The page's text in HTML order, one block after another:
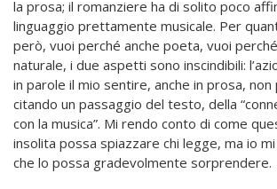
la prosa; il romanziere ha di solito poco
linguaggio prettamente musicale. Per
però, vuoi perché anche poeta, vuoi
naturale, i due aspetti sono inscindibili:
in parole il mio sentire, anche in prosa,
citando un passaggio del testo, della
con la musica”. Mi rendo conto di come
insolita possa spiazzare chi legge, ma io
che lo possa gradevolmente sorprendere.